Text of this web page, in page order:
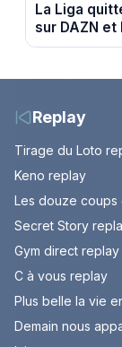
La Liga
sur DAZN et
Replay
Tirage du Loto
Keno replay
Les douze coups
Secret Story
Gym direct replay
C à vous replay
Plus belle la vie
Demain nous